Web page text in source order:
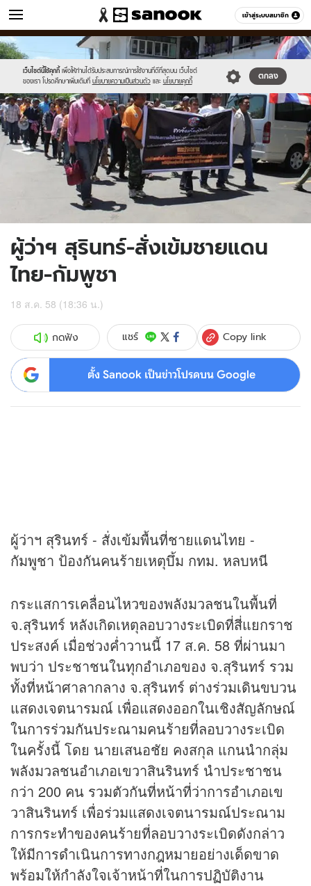
เข้าสู่ระบบสมาชิก
ข่าว หมวดอื่นๆ
เว็บไซต์นี้ใช้คุกกี้ เพื่อให้ท่านได้รับประสบการณ์การใช้งานที่ดีที่สุดบน เว็บไซต์
ของเรา โปรดศึกษาเพิ่มเติมที่ นโยบายความเป็นส่วนตัว และ นโยบายคุกกี้
ตกลง
Sanook
//s.isanook.com/sr/0/images/logo-
new-
sanook.png
600
60
//s.isanook.com/ns/0/ud/369/1849874/639920-
01.jpg
ผู้ว่าฯ สุรินทร์-สั่งเข้มชายแดน
ไทย-กัมพูชา
18 ส.ค. 58 (18:36 น.)
กดฟัง แชร์ Copy link
ตั้ง Sanook เป็นข่าวโปรดบน Google
ผู้ว่าฯ สุรินทร์ - สั่งเข้มพื้นที่ชายแดนไทย -
กัมพูชา ป้องกันคนร้ายเหตุบึ้ม กทม. หลบหนี
กระแสการเคลื่อนไหวของพลังมวลชนในพื้นที่
จ.สุรินทร์ หลังเกิดเหตุลอบวางระเบิดที่สี่แยกราช
ประสงค์ เมื่อช่วงค่ำวานนี้ 17 ส.ค. 58 ที่ผ่านมา
พบว่า ประชาชนในทุกอำเภอของ จ.สุรินทร์ รวม
ทั้งที่หน้าศาลากลาง จ.สุรินทร์ ต่างร่วมเดินขบวน
แสดงเจตนารมณ์ เพื่อแสดงออกในเชิงสัญลักษณ์
ในการร่วมกันประณามคนร้ายที่ลอบวางระเบิด
ในครั้งนี้ โดย นายเสนอชัย คงสกุล แกนนำกลุ่ม
พลังมวลชนอำเภอเขวาสินรินทร์ นำประชาชน
กว่า 200 คน รวมตัวกันที่หน้าที่ว่าการอำเภอเข
วาสินรินทร์ เพื่อร่วมแสดงเจตนารมณ์ประณาม
การกระทำของคนร้ายที่ลอบวางระเบิดดังกล่าว
ให้มีการดำเนินการทางกฎหมายอย่างเด็ดขาด
พร้อมให้กำลังใจเจ้าหน้าที่ในการปฏิบัติงาน